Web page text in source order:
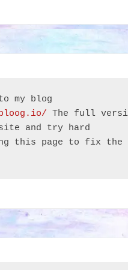
The full
and try hard
this page to fix the